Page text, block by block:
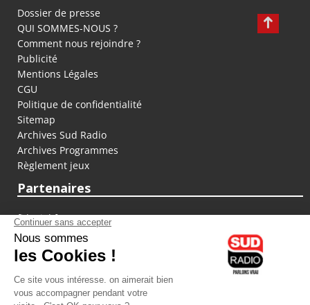
Dossier de presse
QUI SOMMES-NOUS ?
Comment nous rejoindre ?
Publicité
Mentions Légales
CGU
Politique de confidentialité
Sitemap
Archives Sud Radio
Archives Programmes
Règlement jeux
Partenaires
fiducial.fr
lyoncapitale.fr
olympique-et-lyonnais.com
L'application Iphone / Android